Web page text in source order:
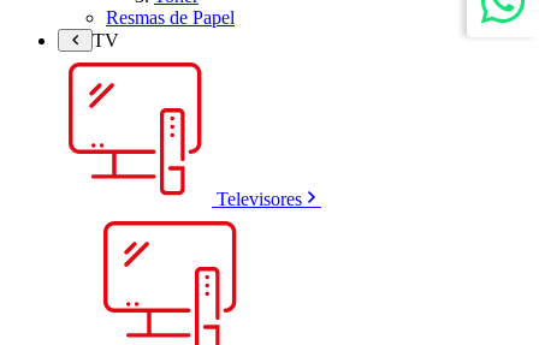
Resmas de Papel
TV
Televisores